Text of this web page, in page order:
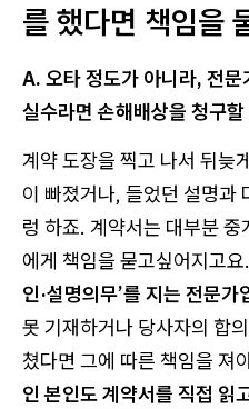
를 했다면 책임을
A. 오타 정도가 아니라, 전문
실수라면 손해배상을 청구
계약 도장을 찍고 나서 뒤늦
이 빠졌거나, 들었던 설명과
렁 하죠. 계약서는 대부분
에게 책임을 묻고싶어지고요.
인·설명의무’를 지는 전문가
못 기재하거나 당사자의 합
쳤다면 그에 따른 책임을 져
인 본인도 계약서를 직접 읽